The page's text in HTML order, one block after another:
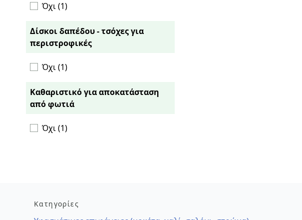
Όχι (1)
Δίσκοι δαπέδου - τσόχες για
περιστροφικές
Όχι (1)
Καθαριστικό για αποκατάσταση
από φωτιά
Όχι (1)
Κατηγορίες